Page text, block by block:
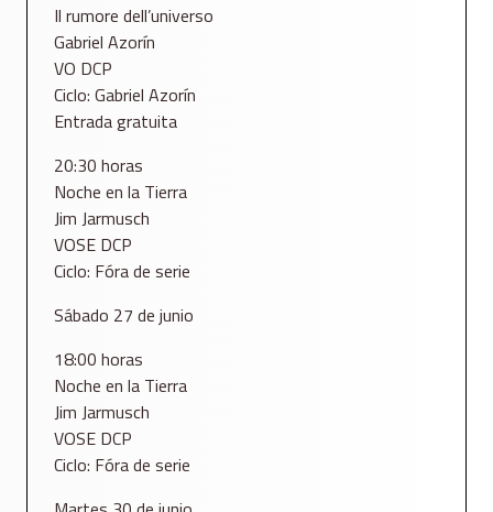
Il rumore dell’universo
Gabriel Azorín
VO DCP
Ciclo: Gabriel Azorín
Entrada gratuita
20:30 horas
Noche en la Tierra
Jim Jarmusch
VOSE DCP
Ciclo: Fóra de serie
Sábado 27 de junio
18:00 horas
Noche en la Tierra
Jim Jarmusch
VOSE DCP
Ciclo: Fóra de serie